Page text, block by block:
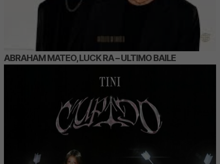
ABRAHAM MATEO, LUCK RA – ULTIMO BAILE